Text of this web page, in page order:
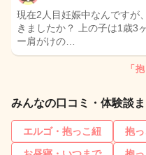
現在2人目妊娠中なんですが
きましたか？ 上の子は1歳3
ー肩がけの…
「
みんなの口コミ・体験談
エルゴ・抱っこ紐
抱